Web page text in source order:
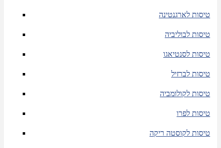
טיסות לארגנטינה
טיסות לבוליביה
טיסות לסנטיאגו
טיסות לברזיל
טיסות לקולומביה
טיסות לפרו
טיסות לקוסטה ריקה